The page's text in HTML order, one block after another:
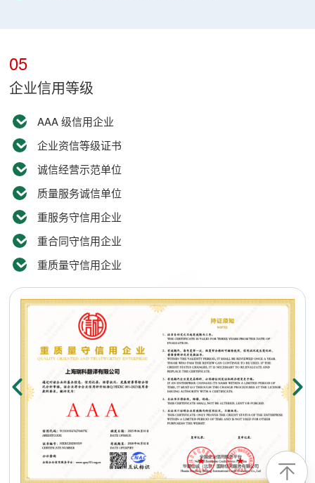
05
企业信用等级
AAA 级信用企业
企业资信等级证书
诚信经营示范单位
质量服务诚信单位
重服务守信用企业
重合同守信用企业
重质量守信用企业